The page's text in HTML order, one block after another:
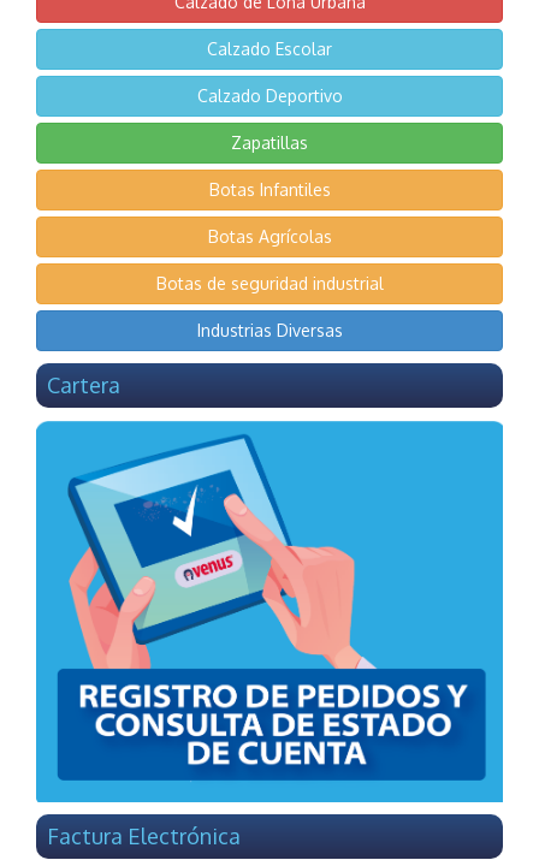
Calzado Escolar
Calzado Deportivo
Zapatillas
Botas Infantiles
Botas Agrícolas
Botas de seguridad industrial
Industrias Diversas
Cartera
Factura Electrónica